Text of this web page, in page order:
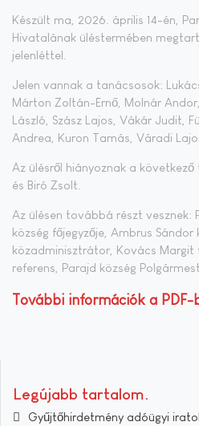
Készült ma, 2026. április 14-én,
Hivatalának üléstermében
jelenléttel.
Jelen vannak a tanácsosok:
Márton Zoltán-Ernő, Molnár
László, Szász Lajos, Vákár Judit,
Andrea, Kuron Tamás, Váradi
Az ülésről hiányoznak a
és Biró Zsolt.
Az ülésen továbbá részt vesznek:
község főjegyzője, Ambrus Sándor
közadminisztrátor, Kovács Margit
referens, Parajd község
További információk a PDF-
Legújabb tartalom
Gyűjtőhirdetmény adóügyi